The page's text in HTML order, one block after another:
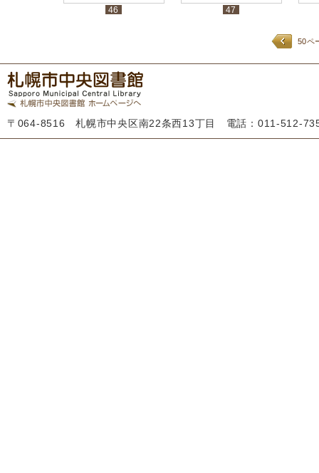
46 47
50ペ
〒064-8516 札幌市中央区南22条西13丁目 電話：011-512-